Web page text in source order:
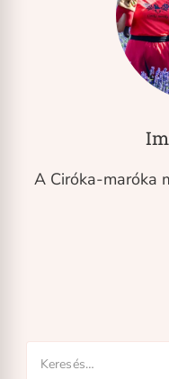
A Ciróka-maróka
Keresés: